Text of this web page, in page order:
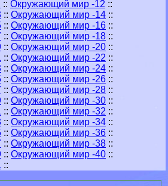
:: Окружающий мир -12 ::
:: Окружающий мир -14 ::
:: Окружающий мир -16 ::
:: Окружающий мир -18 ::
:: Окружающий мир -20 ::
:: Окружающий мир -22 ::
:: Окружающий мир -24 ::
:: Окружающий мир -26 ::
:: Окружающий мир -28 ::
:: Окружающий мир -30 ::
:: Окружающий мир -32 ::
:: Окружающий мир -34 ::
:: Окружающий мир -36 ::
:: Окружающий мир -38 ::
:: Окружающий мир -40 ::
::